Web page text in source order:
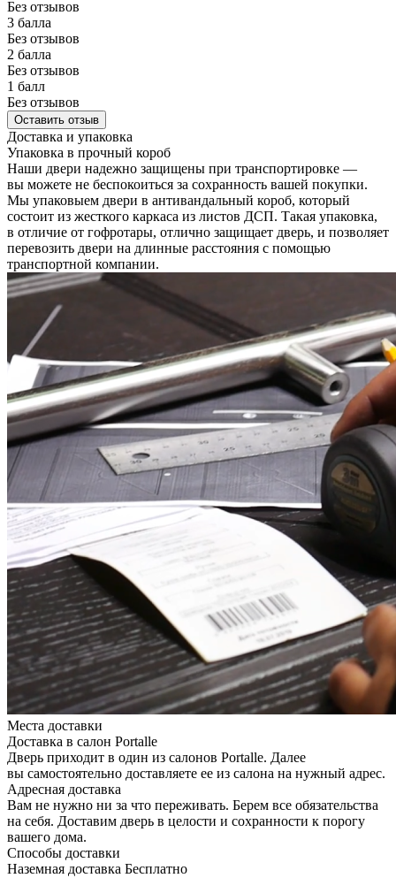
Без отзывов
3 балла
Без отзывов
2 балла
Без отзывов
1 балл
Без отзывов
Оставить отзыв
Доставка и упаковка
Упаковка в прочный короб
Наши двери надежно защищены при транспортировке —
вы можете не беспокоиться за сохранность вашей покупки.
Мы упаковыем двери в антивандальный короб, который
состоит из жесткого каркаса из листов ДСП. Такая упаковка,
в отличие от гофротары, отлично защищает дверь, и позволяет
перевозить двери на длинные расстояния с помощью
транспортной компании.
Места доставки
Доставка в салон Portalle
Дверь приходит в один из салонов Portalle. Далее
вы самостоятельно доставляете ее из салона на нужный адрес.
Адресная доставка
Вам не нужно ни за что переживать. Берем все обязательства
на себя. Доставим дверь в целости и сохранности к порогу
вашего дома.
Способы доставки
Наземная доставка Бесплатно